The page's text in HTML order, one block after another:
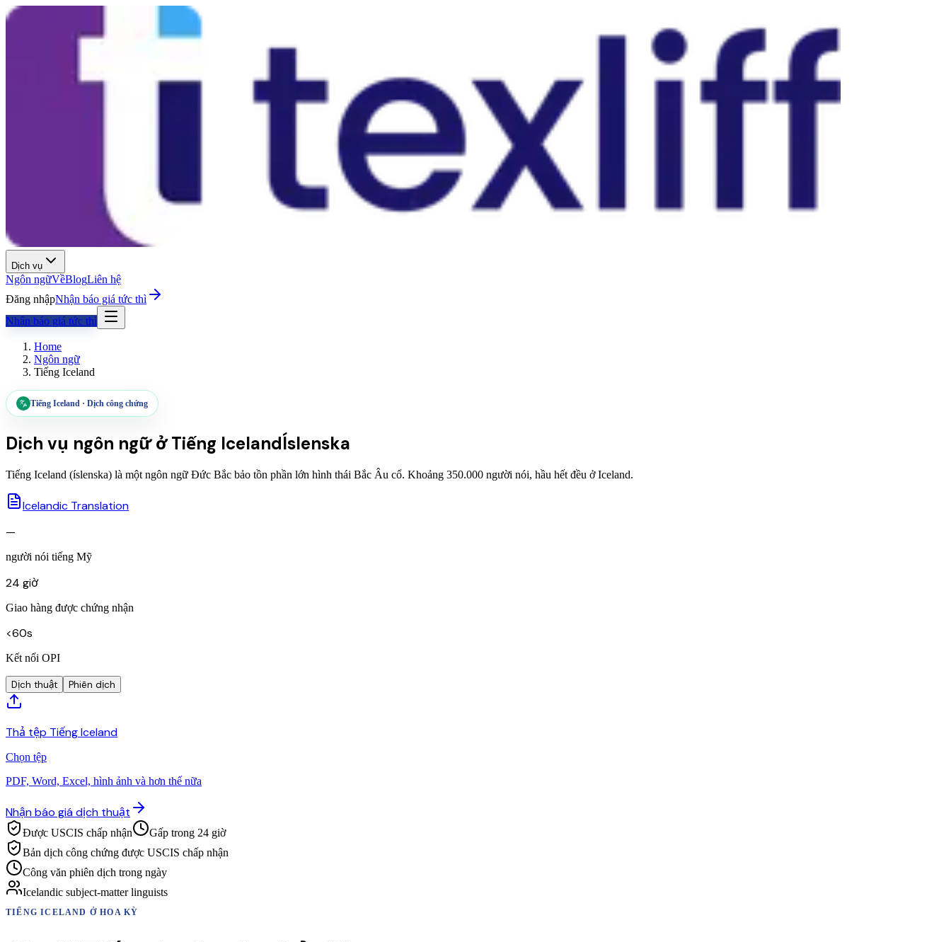
Dịch vụ
Ngôn ngữVềBlogLiên hệ
Đăng nhậpNhận báo giá tức thì
Nhận báo giá tức thì
Home
Ngôn ngữ
Tiếng Iceland
Tiếng Iceland · Dịch công chứng
Dịch vụ ngôn ngữ ởTiếng IcelandÍslenska
Tiếng Iceland (íslenska) là một ngôn ngữ Đức Bắc bảo tồn phần lớn hình thái Bắc Âu cổ. Khoảng 350.000 người nói, hầu hết đều ở Iceland.
Icelandic Translation
—
người nói tiếng Mỹ
24 giờ
Giao hàng được chứng nhận
<60s
Kết nối OPI
Dịch thuật Phiên dịch
Thả tệp Tiếng Iceland
Chọn tệp
PDF, Word, Excel, hình ảnh và hơn thế nữa
Nhận báo giá dịch thuật
Được USCIS chấp nhận
Gấp trong 24 giờ
Bản dịch công chứng được USCIS chấp nhận
Công văn phiên dịch trong ngày
Icelandic subject-matter linguists
TIẾNG ICELAND Ở HOA KỲ